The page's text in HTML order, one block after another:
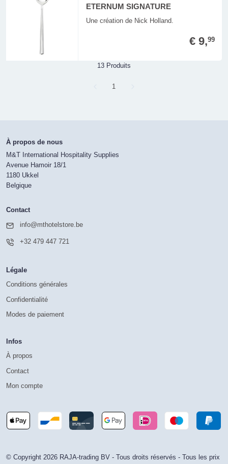
ETERNUM SIGNATURE
Une création de Nick Holland.
€ 9,99
13 Produits
Page
1
À propos de nous
M&T International Hospitality Supplies
Avenue Hamoir 18/1
1180 Ukkel
Belgique
Contact
info@mthotelstore.be
+32 479 447 721
Légale
Conditions générales
Confidentialité
Modes de paiement
Infos
À propos
Contact
Mon compte
© Copyright 2026 RAJA-trading BV - Tous droits réservés - Tous les prix